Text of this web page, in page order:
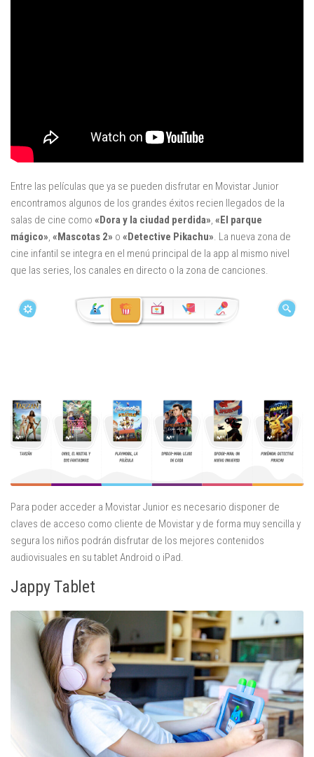
Mysticmono
Pepi Play
Pocoyó
Entre las películas que ya se pueden disfrutar en Movistar Junior
encontramos algunos de los grandes éxitos recien llegados de la
salas de cine como «Dora y la ciudad perdida», «El parque
mágico», «Mascotas 2» o «Detective Pikachu». La nueva zona de
cine infantil se integra en el menú principal de la app al mismo nivel
que las series, los canales en directo o la zona de canciones.
Para poder acceder a Movistar Junior es necesario disponer de
claves de acceso como cliente de Movistar y de forma muy sencilla y
segura los niños podrán disfrutar de los mejores contenidos
audiovisuales en su tablet Android o iPad.
Jappy Tablet